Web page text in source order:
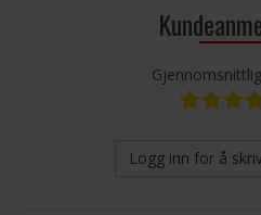
Logg inn for å